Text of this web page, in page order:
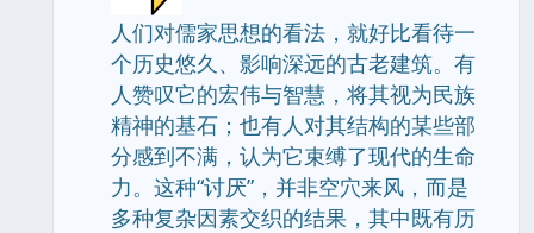
人们对儒家思想的看法，就好比看待一
个历史悠久、影响深远的古老建筑。有
人赞叹它的宏伟与智慧，将其视为民族
精神的基石；也有人对其结构的某些部
分感到不满，认为它束缚了现代的生命
力。这种“讨厌”，并非空穴来风，而是
多种复杂因素交织的结果，其中既有历